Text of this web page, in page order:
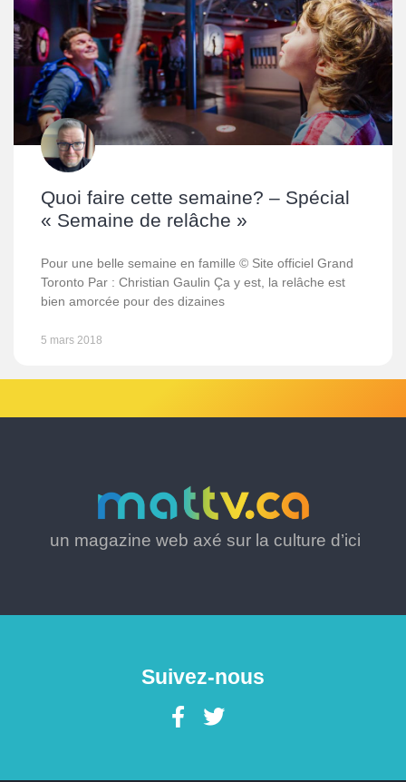
Quoi faire cette semaine? – Spécial
« Semaine de relâche »
Pour une belle semaine en famille © Site officiel Grand
Toronto Par : Christian Gaulin Ça y est, la relâche est
bien amorcée pour des dizaines
5 mars 2018
un magazine web axé sur la culture d’ici
Suivez-nous